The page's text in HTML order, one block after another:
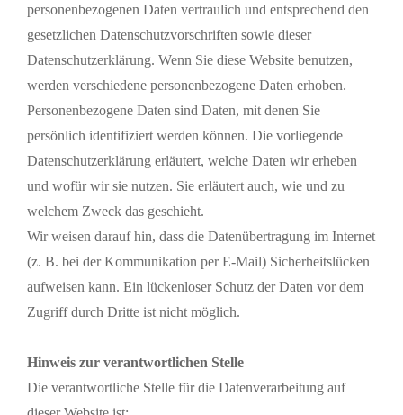
personenbezogenen Daten vertraulich und entsprechend den
gesetzlichen Datenschutzvorschriften sowie dieser
Datenschutzerklärung. Wenn Sie diese Website benutzen,
werden verschiedene personenbezogene Daten erhoben.
Personenbezogene Daten sind Daten, mit denen Sie
persönlich identifiziert werden können. Die vorliegende
Datenschutzerklärung erläutert, welche Daten wir erheben
und wofür wir sie nutzen. Sie erläutert auch, wie und zu
welchem Zweck das geschieht.
Wir weisen darauf hin, dass die Datenübertragung im Internet
(z. B. bei der Kommunikation per E-Mail) Sicherheitslücken
aufweisen kann. Ein lückenloser Schutz der Daten vor dem
Zugriff durch Dritte ist nicht möglich.
Hinweis zur verantwortlichen Stelle
Die verantwortliche Stelle für die Datenverarbeitung auf